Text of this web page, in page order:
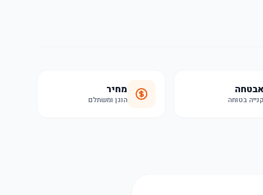
אבטחה
קנייה בטוחה
מחיר
הוגן ומשתלם